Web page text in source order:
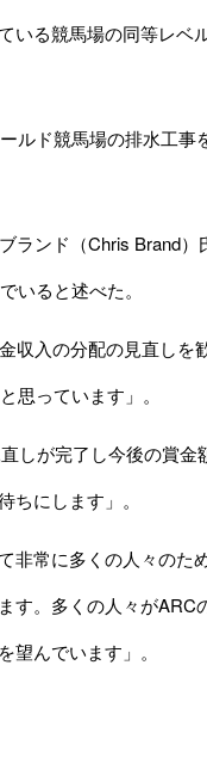
る競馬場の同等レベ
ド競馬場の排水工
ンド（Chris Brand）
いると述べた。
入の分配の見直しを
思っています」。
が完了し今後の賞
にします」。
常に多くの人々のた
。多くの人々が
んでいます」。